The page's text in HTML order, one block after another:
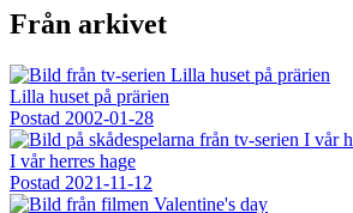
Från arkivet
Lilla huset på prärien
Postad 2002-01-28
I vår herres hage
Postad 2021-11-12